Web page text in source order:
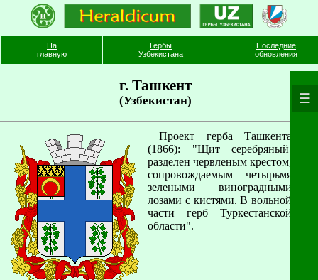
На
главную
Гербы
Узбекистана
Последние
обновления
г. Ташкент
(Узбекистан)
Проект герба Ташкента
(1866): "Щит серебряный,
разделен червленым крестом,
сопровождаемым четырьмя
зелеными виноградными
лозами с кистями. В вольной
части герб Туркестанской
области".